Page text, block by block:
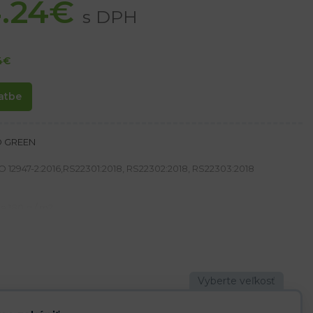
€ s DPH
€
2:2016,RS22301:2018, RS22302:2018, RS22303:2018
180 g / m2
m2